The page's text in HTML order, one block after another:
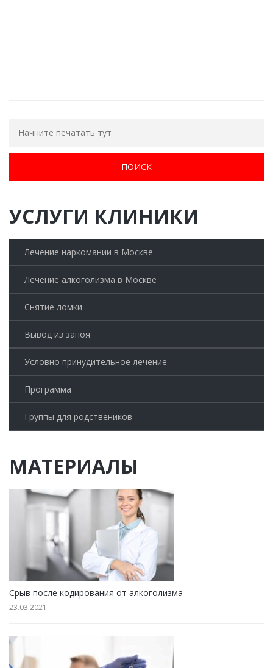
УСЛУГИ КЛИНИКИ
Лечение наркомании в Москве
Лечение алкоголизма в Москве
Снятие ломки
Вывод из запоя
Условно принудительное лечение
Программа
Группы для родствеников
МАТЕРИАЛЫ
Срыв после кодирования от алкоголизма
23.03.2021